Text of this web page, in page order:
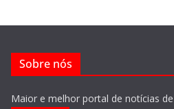
Sobre nós
Maior e melhor portal de notícias